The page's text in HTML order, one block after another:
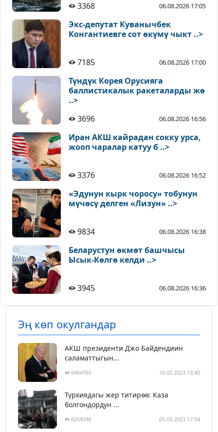
3368 06.08.2026 17:05
Экс-депутат Куванычбек
Конгантиевге сот өкүмү чыкт ..>
7185 06.08.2026 17:00
Түндүк Корея Орусияга
баллистикалык ракеталарды жө
..>
3696
06.08.2026 16:56
Иран АКШ кайрадан сокку урса,
жооп чаралар катуу б ..>
3376 06.08.2026 16:52
«Эдунун кырк чоросу» тобунун
мүчөсү делген «Лизун» ..>
9834 06.08.2026 16:38
Беларустун өкмөт башчысы
Ысык-Көлгө келди ..>
3945 06.08.2026 16:36
Эң көп окулгандар
АКШ президенти Джо Байдендиин
саламаттыгын...
6464765 16.02.2023 13:40
Түркиядагы жер титирөө: Каза
болгондордун ...
6254746 05.03.2023 17:54